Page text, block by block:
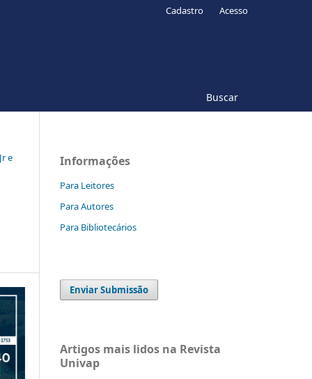
Buscar
Cadastro Acesso
e
Informações
Para Leitores
Para Autores
Para Bibliotecários
Enviar Submissão
Artigos mais lidos na Revista
Univap